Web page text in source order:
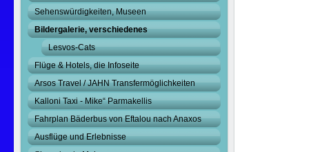
Sehenswürdigkeiten, Museen
Bildergalerie, verschiedenes
Lesvos-Cats
Flüge & Hotels, die Infoseite
Arsos Travel / JAHN Transfermöglichkeiten
Kalloni Taxi - Mike“ Parmakellis
Fahrplan Bäderbus von Eftalou nach Anaxos
Ausflüge und Erlebnisse